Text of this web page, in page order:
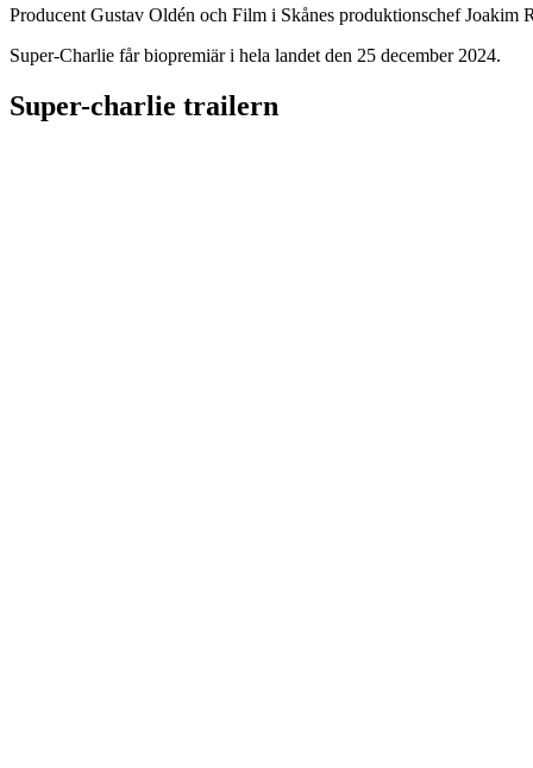
Producent Gustav Oldén och Film i Skånes produktionschef Joakim
Super-Charlie får biopremiär i hela landet den 25 december 2024.
Super-charlie trailern